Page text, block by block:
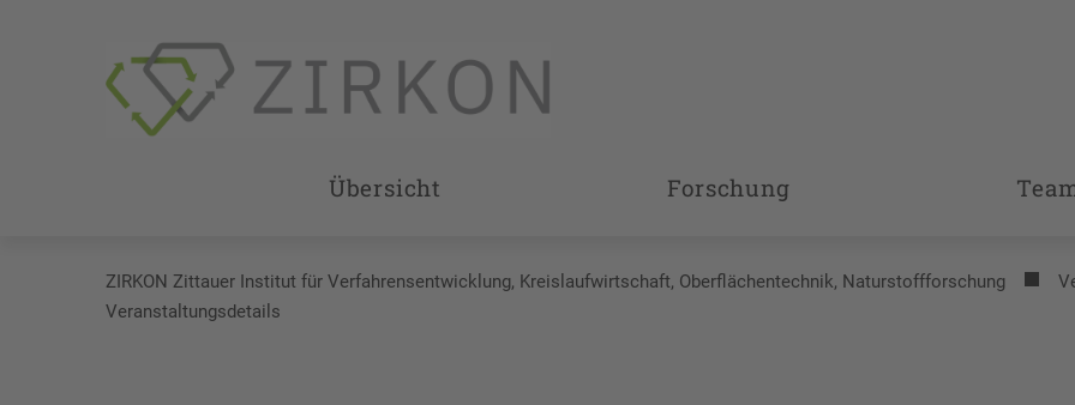
Übersicht Forschung
ZIRKON Zittauer Institut für Verfahrensentwicklung, Kreislaufwirtschaft, Oberflächentechnik, Naturstoffforschung
Veranstaltungsdetails